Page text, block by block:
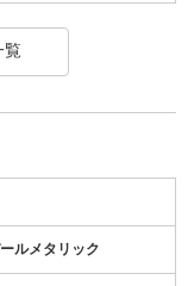
覧
ルメタリック